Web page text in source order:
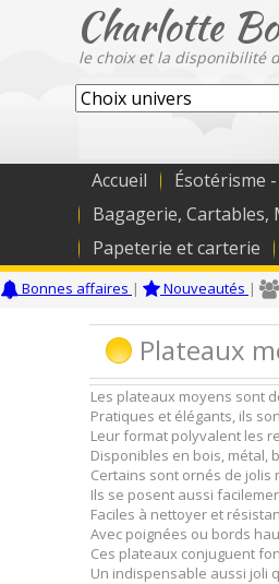
Charlotte
le choix et la disponibilité
Accueil Ésotérisme
Bagagerie, Cartables,
Papeterie et carterie
Bonnes affaires | Nouveautés |
Plateaux
Les plateaux moyens sont
Pratiques et élégants, ils
Leur format polyvalent les
Disponibles en bois, métal,
Certains sont ornés de jolis
Ils se posent aussi
Faciles à nettoyer et
Avec poignées ou bords
Ces plateaux conjuguent
Un indispensable aussi joli